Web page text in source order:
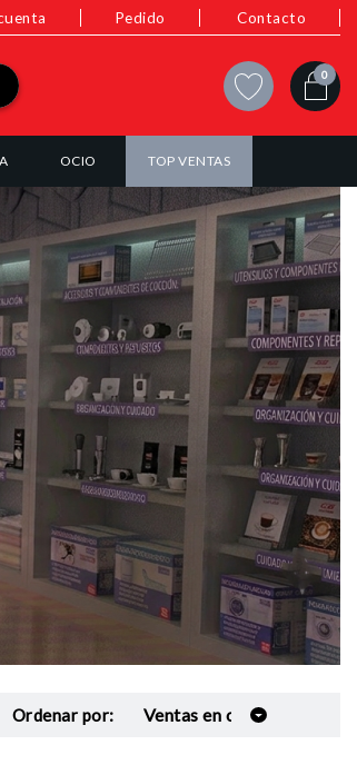
Pedido Contacto
0
OCIO TOP VENTAS
Ordenar por: